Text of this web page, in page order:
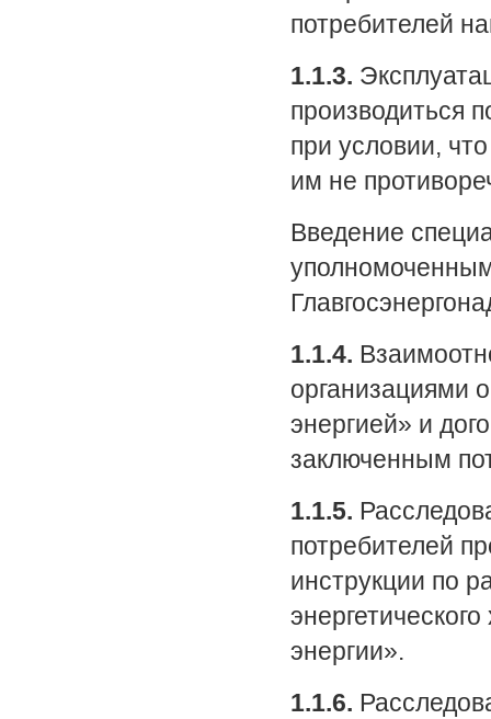
потребителей
1.1.3.
производиться
при условии,
им не
Введение
1.1.4.
организациями
энергией» и
заключенным
1.1.5.
потребителей
инструкции по
энергии».
1.1.6.